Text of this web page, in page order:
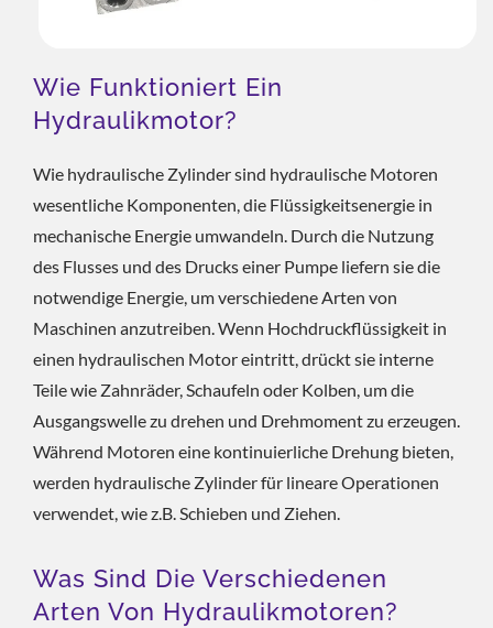
Wie Funktioniert Ein
Hydraulikmotor?
Wie hydraulische Zylinder sind hydraulische Motoren
wesentliche Komponenten, die Flüssigkeitsenergie in
mechanische Energie umwandeln. Durch die Nutzung
des Flusses und des Drucks einer Pumpe liefern sie die
notwendige Energie, um verschiedene Arten von
Maschinen anzutreiben. Wenn Hochdruckflüssigkeit in
einen hydraulischen Motor eintritt, drückt sie interne
Teile wie Zahnräder, Schaufeln oder Kolben, um die
Ausgangswelle zu drehen und Drehmoment zu erzeugen.
Während Motoren eine kontinuierliche Drehung bieten,
werden hydraulische Zylinder für lineare Operationen
verwendet, wie z.B. Schieben und Ziehen.
Was Sind Die Verschiedenen
Arten Von Hydraulikmotoren?